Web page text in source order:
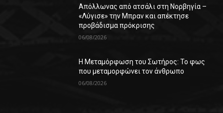
Απόλλωνας από ατσάλι στη Νορβηγία –
«Λύγισε» την Μπραν και απέκτησε
προβάδισμα πρόκρισης
06/08/2026
Η Μεταμόρφωση του Σωτήρος: Το φως
που μεταμορφώνει τον άνθρωπο
06/08/2026